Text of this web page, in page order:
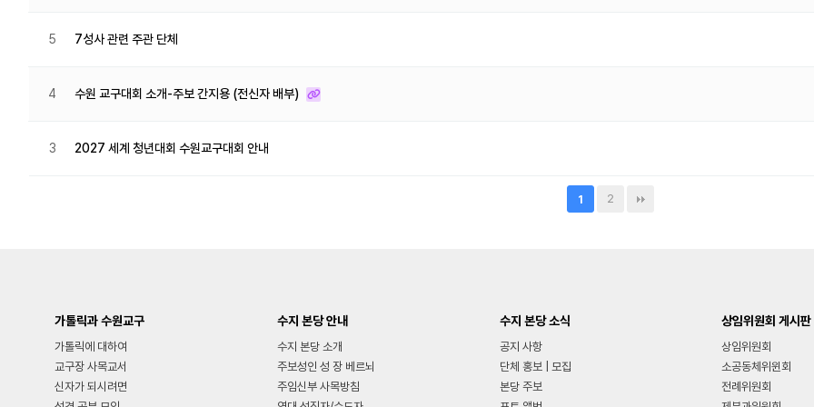
5 7성사 관련 주관 단체
4 수원 교구대회 소개-주보 간지용 (전신자 배부)
3 2027 세계 청년대회 수원교구대회 안내
1 2
가톨릭과 수원교구
가톨릭에 대하여
교구장 사목교서
신자가 되시려면
수지 본당 안내
수지 본당 소개
주보성인 성 장 베르뇌
주임신부 사목방침
수지 본당 소식
공지 사항
단체 홍보 | 모집
본당 주보
상임위원회 게시판
상임위원회
소공동체위윈회
전례위원회